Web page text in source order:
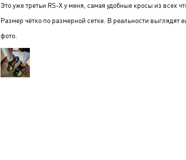
Это уже третьи RS-X у меня, самая удобные кросы из всех
Размер чётко по размерной сетке. В реальности выглядят
фото.